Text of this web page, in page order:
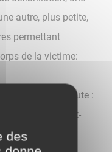
autre, plus petite,
permettant
de la victime:
le mettre en route :
par un petit haut-
des